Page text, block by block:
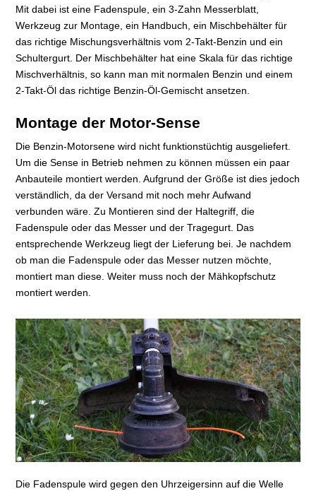
Mit dabei ist eine Fadenspule, ein 3-Zahn Messerblatt,
Werkzeug zur Montage, ein Handbuch, ein Mischbehälter für
das richtige Mischungsverhältnis vom 2-Takt-Benzin und ein
Schultergurt. Der Mischbehälter hat eine Skala für das richtige
Mischverhältnis, so kann man mit normalen Benzin und einem
2-Takt-Öl das richtige Benzin-Öl-Gemischt ansetzen.
Montage der Motor-Sense
Die Benzin-Motorsene wird nicht funktionstüchtig ausgeliefert.
Um die Sense in Betrieb nehmen zu können müssen ein paar
Anbauteile montiert werden. Aufgrund der Größe ist dies jedoch
verständlich, da der Versand mit noch mehr Aufwand
verbunden wäre. Zu Montieren sind der Haltegriff, die
Fadenspule oder das Messer und der Tragegurt. Das
entsprechende Werkzeug liegt der Lieferung bei. Je nachdem
ob man die Fadenspule oder das Messer nutzen möchte,
montiert man diese. Weiter muss noch der Mähkopfschutz
montiert werden.
Die Fadenspule wird gegen den Uhrzeigersinn auf die Welle